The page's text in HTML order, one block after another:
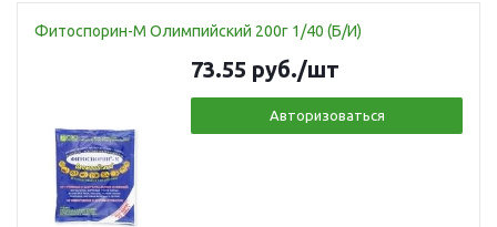
Фитоспорин-М Олимпийский 200г 1/40 (Б/И)
73.55 руб./шт
Авторизоваться